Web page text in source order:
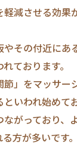
減させる効果
その付近にあ
ております。
」をマッサー
いわれ始めて
がっており、
方が多いです。